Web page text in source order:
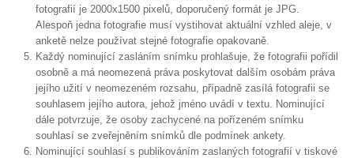
fotografií je 2000x1500 pixelů, doporučený formát je JPG.
Alespoň jedna fotografie musí vystihovat aktuální vzhled aleje, v
anketě nelze používat stejné fotografie opakovaně.
Každý nominující zasláním snímku prohlašuje, že fotografii pořídil
osobně a má neomezená práva poskytovat dalším osobám práva
jejího užití v neomezeném rozsahu, případně zasílá fotografii se
souhlasem jejího autora, jehož jméno uvádí v textu. Nominující
dále potvrzuje, že osoby zachycené na pořízeném snímku
souhlasí se zveřejněním snímků dle podmínek ankety.
Nominující souhlasí s publikováním zaslaných fotografií v tiskové